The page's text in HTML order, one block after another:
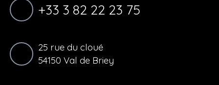
+33 3 82 22 23 75
25 rue du cloué
54150 Val de Briey